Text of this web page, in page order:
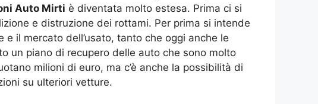
Auto Mirti è diventata molto estesa. Prima ci si
e distruzione dei rottami. Per prima si intende
il mercato dell’usato, tanto che oggi anche le
un piano di recupero delle auto che sono molto
milioni di euro, ma c’è anche la possibilità di
su ulteriori vetture.